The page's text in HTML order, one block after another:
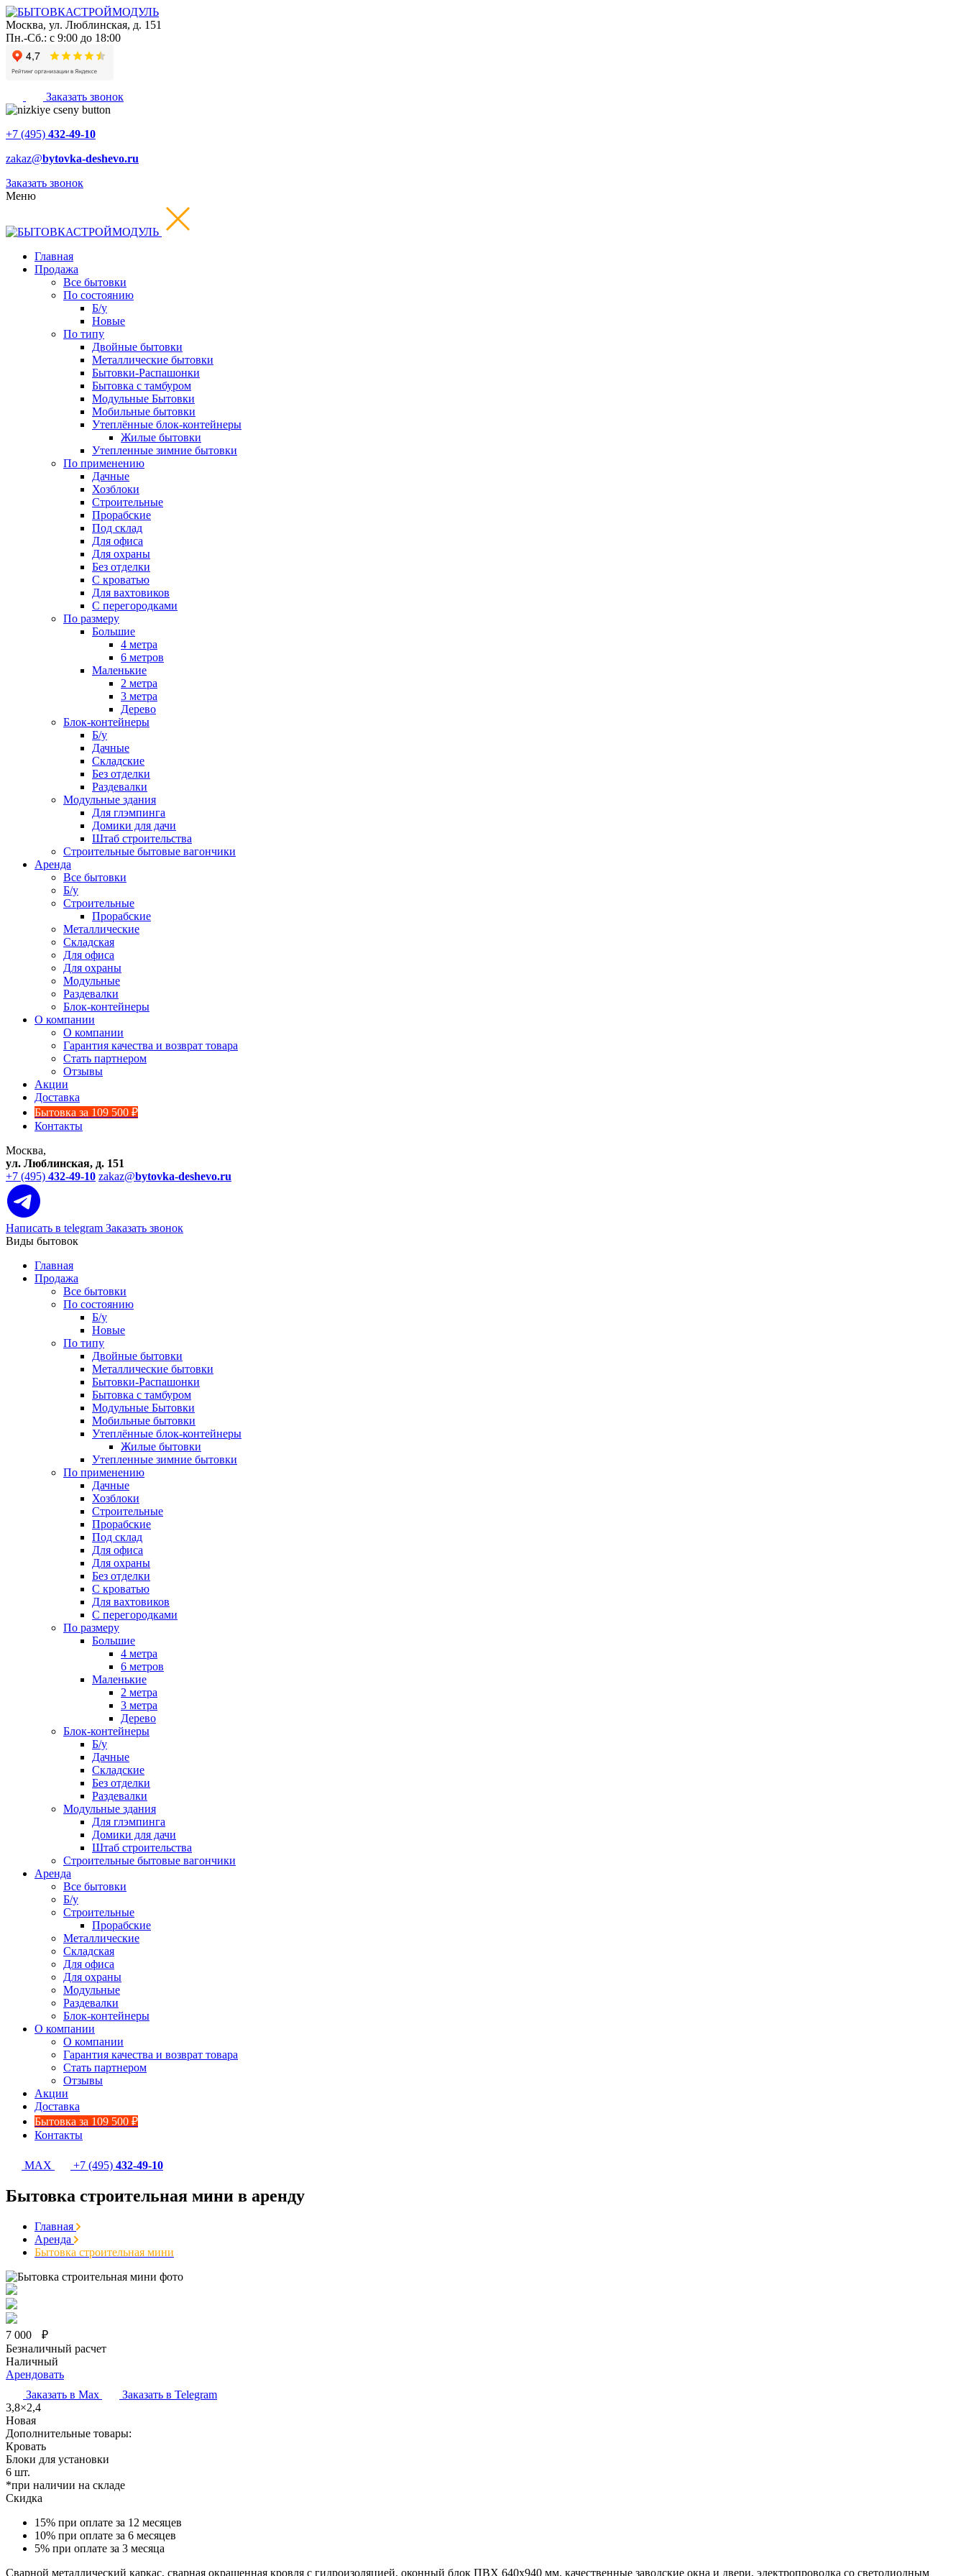
Москва, ул. Люблинская, д. 151
Пн.-Сб.: с 9:00 до 18:00
Заказать звонок
+7 (495) 432-49-10
zakaz@bytovka-deshevo.ru
Заказать звонок
Меню
Главная
Продажа
Все бытовки
По состоянию
Б/у
Новые
По типу
Двойные бытовки
Металлические бытовки
Бытовки-Распашонки
Бытовка с тамбуром
Модульные Бытовки
Мобильные бытовки
Утеплённые блок-контейнеры
Жилые бытовки
Утепленные зимние бытовки
По применению
Дачные
Хозблоки
Строительные
Прорабские
Под склад
Для офиса
Для охраны
Без отделки
С кроватью
Для вахтовиков
С перегородками
По размеру
Большие
4 метра
6 метров
Маленькие
2 метра
3 метра
Дерево
Блок-контейнеры
Б/у
Дачные
Складские
Без отделки
Раздевалки
Модульные здания
Для глэмпинга
Домики для дачи
Штаб строительства
Строительные бытовые вагончики
Аренда
Все бытовки
Б/у
Строительные
Прорабские
Металлические
Складская
Для офиса
Для охраны
Модульные
Раздевалки
Блок-контейнеры
О компании
О компании
Гарантия качества и возврат товара
Стать партнером
Отзывы
Акции
Доставка
Бытовка за 109 500 ₽
Контакты
Москва,
ул. Люблинская, д. 151
+7 (495) 432-49-10 zakaz@bytovka-deshevo.ru
Написать в telegram Заказать звонок
Виды бытовок
Главная
Продажа
Все бытовки
По состоянию
Б/у
Новые
По типу
Двойные бытовки
Металлические бытовки
Бытовки-Распашонки
Бытовка с тамбуром
Модульные Бытовки
Мобильные бытовки
Утеплённые блок-контейнеры
Жилые бытовки
Утепленные зимние бытовки
По применению
Дачные
Хозблоки
Строительные
Прорабские
Под склад
Для офиса
Для охраны
Без отделки
С кроватью
Для вахтовиков
С перегородками
По размеру
Большие
4 метра
6 метров
Маленькие
2 метра
3 метра
Дерево
Блок-контейнеры
Б/у
Дачные
Складские
Без отделки
Раздевалки
Модульные здания
Для глэмпинга
Домики для дачи
Штаб строительства
Строительные бытовые вагончики
Аренда
Все бытовки
Б/у
Строительные
Прорабские
Металлические
Складская
Для офиса
Для охраны
Модульные
Раздевалки
Блок-контейнеры
О компании
О компании
Гарантия качества и возврат товара
Стать партнером
Отзывы
Акции
Доставка
Бытовка за 109 500 ₽
Контакты
MAX +7 (495) 432-49-10
Бытовка строительная мини в аренду
Главная
Аренда
Бытовка строительная мини
7 000
₽
Безналичный расчет
Наличный
Арендовать
Заказать в Max
Заказать в Telegram
3,8×2,4
Новая
Дополнительные товары:
Кровать
Блоки для установки
6 шт.
*при наличии на складе
Скидка
15% при оплате за 12 месяцев
10% при оплате за 6 месяцев
5% при оплате за 3 месяца
Сварной металлический каркас, сварная окрашенная кровля с гидроизоляцией, оконный блок ПВХ 640х940 мм, качественные заводские окна и двери, электропроводка со светодиодным